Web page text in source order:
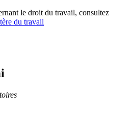
le droit du travail, consultez
du travail